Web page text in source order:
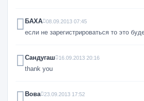
БАХА 08.09.2013 07:45
если не зарегистрироваться то это
Сандугаш 16.09.2013 20:16
thank you
Вова 23.09.2013 17:52